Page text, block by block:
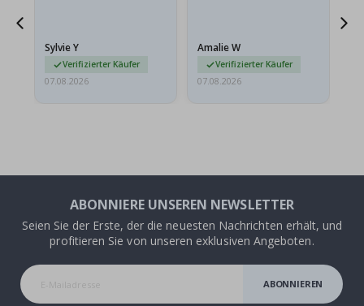
sie…
Sylvie Y
Verifizierter Käufer
07.08.2026
Amalie W
Verifizierter Käufer
07.08.2026
ABONNIERE UNSEREN NEWSLETTER
Seien Sie der Erste, der die neuesten Nachrichten erhält, und
profitieren Sie von unseren exklusiven Angeboten.
ABONNIEREN